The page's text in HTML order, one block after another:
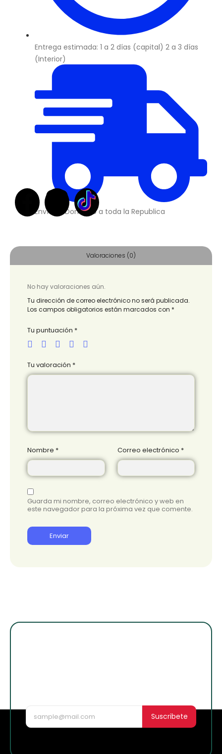
Entrega estimada: 1 a 2 días (capital) 2 a 3 días
(Interior)
Envíos a Domicilio a toda la Republica
Valoraciones (0)
No hay valoraciones aún.
Tu dirección de correo electrónico no será publicada.
Los campos obligatorios están marcados con *
Tu puntuación *
Tu valoración *
Nombre * Correo electrónico *
Guarda mi nombre, correo electrónico y web en
este navegador para la próxima vez que comente.
Suscribete